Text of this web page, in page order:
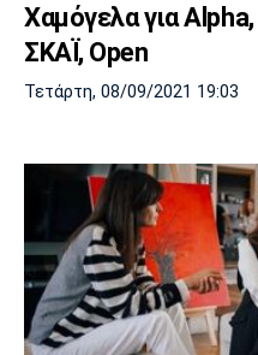
Χαμόγελα για
ΣΚΑΪ, Open
Τετάρτη, 08/09/2021 19:03